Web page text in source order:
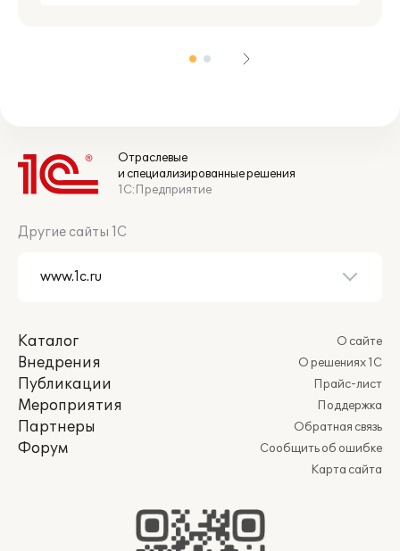
Отраслевые
и специализированные решения
1С:Предприятие
Другие сайты 1С
Каталог
Внедрения
Публикации
Мероприятия
Партнеры
Форум
О сайте
О решениях 1С
Прайс-лист
Поддержка
Обратная связь
Сообщить об ошибке
Карта сайта